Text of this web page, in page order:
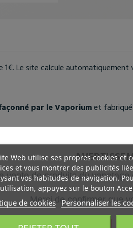
vente de produits du
Merci de confirmer que
Web utilise ses propres cookies et
et vous montrer des publicités
vos habitudes de navigation.
appuyez sur le bouton
de cookies Personnaliser les
Le site calcule
par le Vaporiumet
ouvrés.
lot, sont mises par nos équipes
colis.